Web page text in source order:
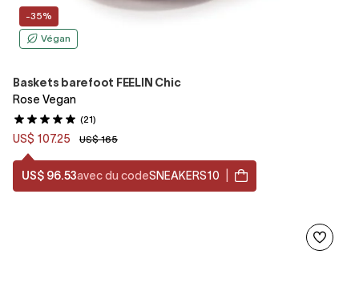
-35%
Végan
Baskets barefoot FEELIN Chic
Rose Vegan
(21)
US$ 107.25 US$ 165
US$ 96.53avec du codeSNEAKERS10